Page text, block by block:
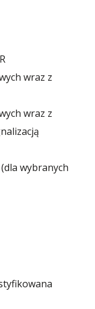
komorze szafy
wraz z
wraz z
wybranych
(bez
jest